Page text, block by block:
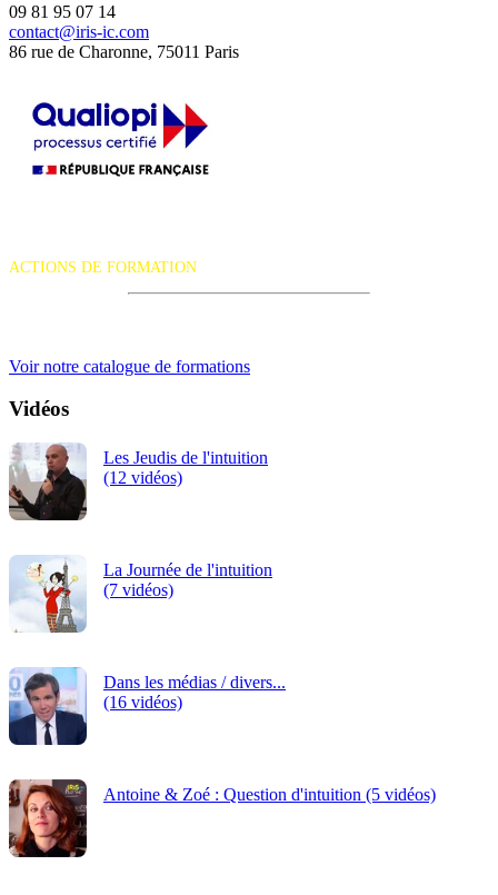
09 81 95 07 14
contact@iris-ic.com
86 rue de Charonne, 75011 Paris
ACTIONS DE FORMATION
Voir notre catalogue de formations
Vidéos
Les Jeudis de l'intuition
(12 vidéos)
La Journée de l'intuition
(7 vidéos)
Dans les médias / divers...
(16 vidéos)
Antoine & Zoé : Question d'intuition (5 vidéos)